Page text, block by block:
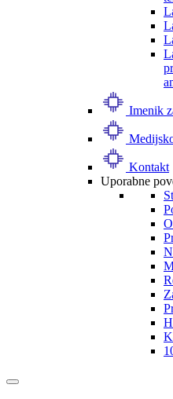
Imenik
Kontakt
Uporabne